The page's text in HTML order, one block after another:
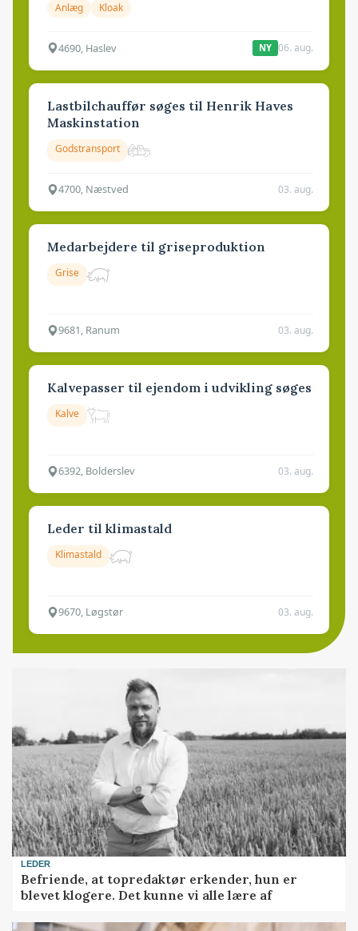
Anlæg Kloak
4690, Haslev NY 06. aug.
Lastbilchauffør søges til Henrik Haves
Maskinstation
Godstransport
4700, Næstved 03. aug.
Medarbejdere til griseproduktion
Grise
9681, Ranum 03. aug.
Kalvepasser til ejendom i udvikling søges
Kalve
6392, Bolderslev 03. aug.
Leder til klimastald
Klimastald
9670, Løgstør 03. aug.
LEDER
Befriende, at topredaktør erkender, hun er
blevet klogere. Det kunne vi alle lære af